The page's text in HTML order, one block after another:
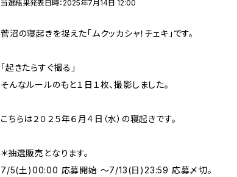
当選結果発表日時：2025年7月14日 12:00
菅沼の寝起きを捉えた「ムクッカシャ！チェキ」です。
「起きたらすぐ撮る」
そんなルールのもと１日１枚、撮影しました。
こちらは２０２５年６月４日（水）の寝起きです。
＊抽選販売となります。
7/5(土)00:00 応募開始 〜7/13(日)23:59 応募〆切。